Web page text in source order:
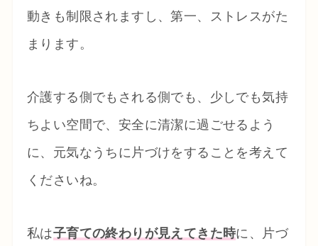
動きも制限されますし、第一、ストレスがた
まります。
介護する側でもされる側でも、少しでも気持
ちよい空間で、安全に清潔に過ごせるよう
に、元気なうちに片づけをすることを考えて
くださいね。
私は子育ての終わりが見えてきた時に、片づ